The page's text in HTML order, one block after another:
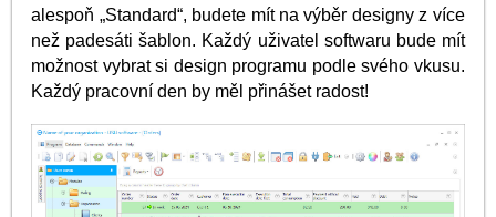
alespoň „Standard“, budete mít na výběr designy z více
než padesáti šablon. Každý uživatel softwaru bude mít
možnost vybrat si design programu podle svého vkusu.
Každý pracovní den by měl přinášet radost!